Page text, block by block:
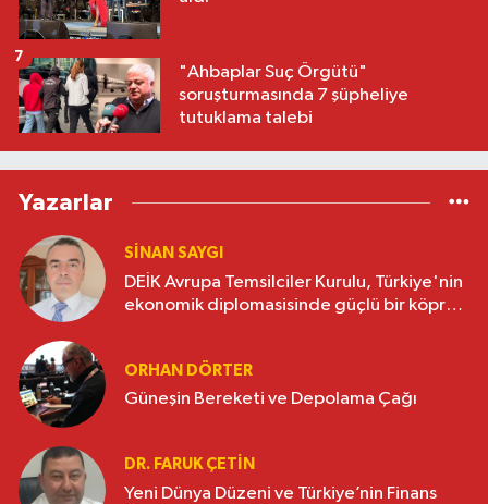
"Ahbaplar Suç Örgütü"
soruşturmasında 7 şüpheliye
tutuklama talebi
7
Yazarlar
SINAN SAYGI
DEİK Avrupa Temsilciler Kurulu, Türkiye'nin
ekonomik diplomasisinde güçlü bir köprü
ORHAN DÖRTER
Güneşin Bereketi ve Depolama Çağı
DR. FARUK ÇETİN
Yeni Dünya Düzeni ve Türkiye’nin Finans